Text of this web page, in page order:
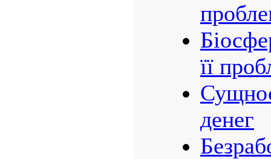
її
денег